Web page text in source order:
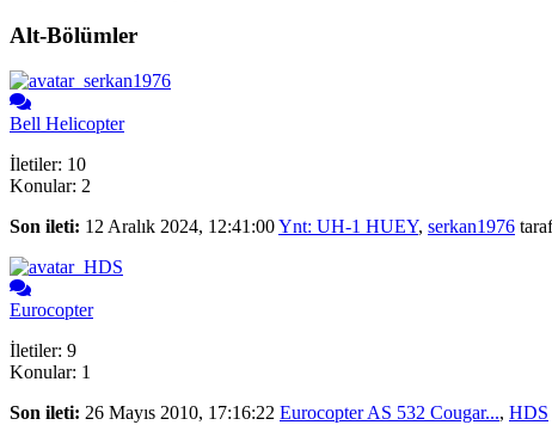
Alt-Bölümler
Bell Helicopter
İletiler: 10
Konular: 2
Son ileti: 12 Aralık 2024, 12:41:00Ynt: UH-1 HUEY, serkan1976
Eurocopter
İletiler: 9
Konular: 1
Son ileti: 26 Mayıs 2010, 17:16:22 Eurocopter AS 532 Cougar..., HDS